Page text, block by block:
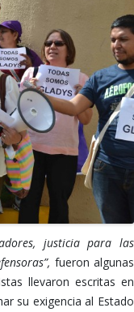
justicia para las
fueron algunas
llevaron escritas en
su exigencia al Estado